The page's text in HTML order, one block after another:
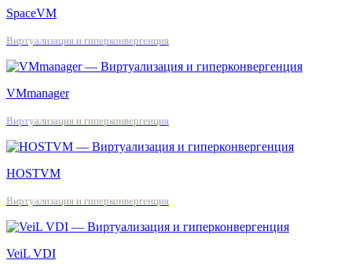
SpaceVM
Виртуализация и гиперконвергенция
VMmanager
Виртуализация и гиперконвергенция
HOSTVM
Виртуализация и гиперконвергенция
VeiL VDI